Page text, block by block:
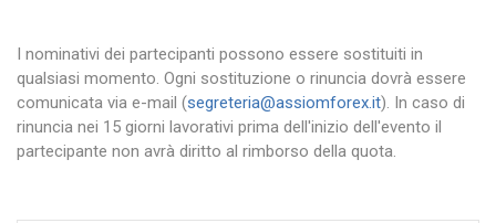
I nominativi dei partecipanti possono essere sostituiti in
qualsiasi momento. Ogni sostituzione o rinuncia dovrà essere
comunicata via e-mail (segreteria@assiomforex.it). In caso di
rinuncia nei 15 giorni lavorativi prima dell'inizio dell'evento il
partecipante non avrà diritto al rimborso della quota.